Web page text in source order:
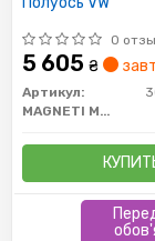
0
5 605 ₴
Артикул:
MAGNETI MARELLI